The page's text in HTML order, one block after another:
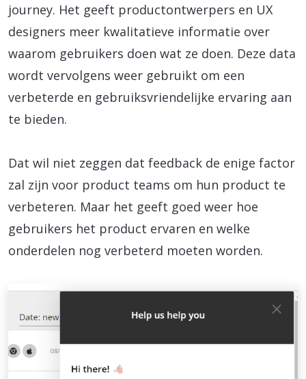
journey. Het geeft productontwerpers en UX
designers meer kwalitatieve informatie over
waarom gebruikers doen wat ze doen. Deze data
wordt vervolgens weer gebruikt om een
verbeterde en gebruiksvriendelijke ervaring aan
te bieden.
Dat wil niet zeggen dat feedback de enige factor
zal zijn voor product teams om hun product te
verbeteren. Maar het geeft goed weer hoe
gebruikers het product ervaren en welke
onderdelen nog verbeterd moeten worden.